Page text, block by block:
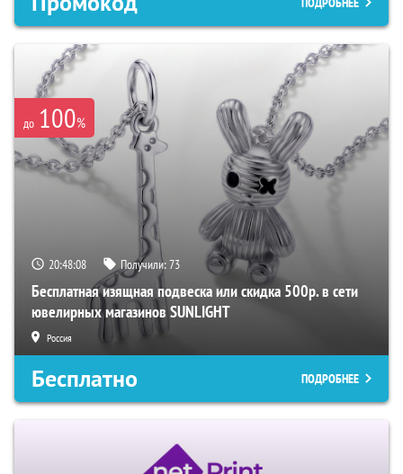
до 100%
20:48:08 Получили:73
Бесплатная изящная подвеска или скидка 500р. в сети
ювелирных магазинов SUNLIGHT
Россия
Бесплатно ПОДРОБНЕЕ